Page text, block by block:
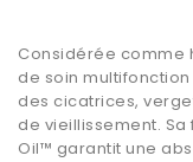
Considérée comme
de soin
des cicatrices,
de vieillissement.
Oil™ garantit une